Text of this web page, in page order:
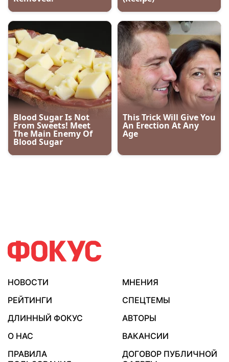
НОВОСТИ
МНЕНИЯ
РЕЙТИНГИ
СПЕЦТЕМЫ
ДЛИННЫЙ ФОКУС
АВТОРЫ
О НАС
ВАКАНСИИ
ПРАВИЛА
ДОГОВОР ПУБЛИЧНОЙ